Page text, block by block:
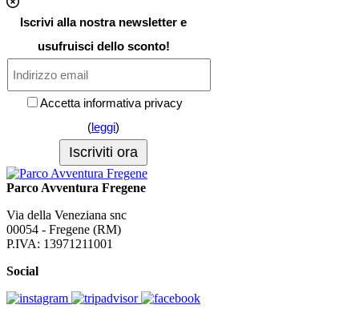
Iscrivi alla nostra newsletter e
usufruisci dello sconto!
Accetta informativa privacy
(leggi)
Parco Avventura Fregene
Via della Veneziana snc
00054 - Fregene (RM)
P.IVA: 13971211001
Social